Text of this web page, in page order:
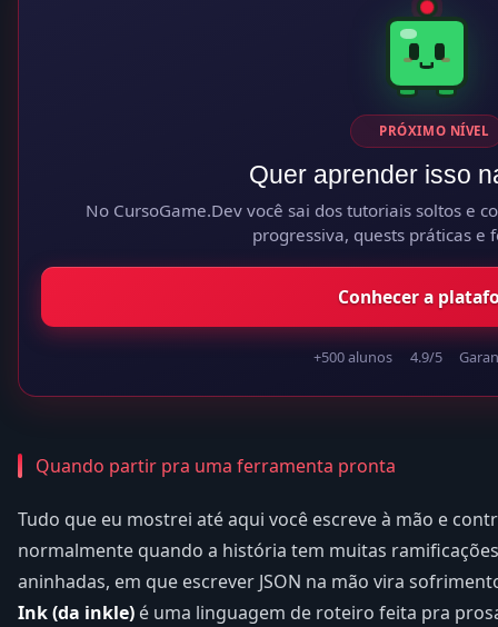
PRÓXIMO NÍVEL
Quer aprender isso
No CursoGame.Dev você sai dos tutoriais soltos e
progressiva, quests práticas e
Conhecer a
+500 alunos 4.9/5
Quando partir pra uma ferramenta pronta
Tudo que eu mostrei até aqui você escreve à mão e
normalmente quando a história tem muitas
aninhadas, em que escrever JSON na mão vira
Ink (da inkle) é uma linguagem de roteiro feita pra